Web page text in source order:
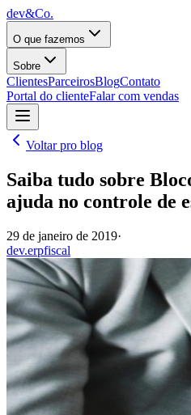
dev&Co.
O que fazemos
Sobre
ClientesParceirosBlogContato
Portal do clienteFalar com vendas
Voltar pro blog
Saiba tudo sobre
ajuda no controle de
29 de janeiro de 2019·
dev.erpfiscal